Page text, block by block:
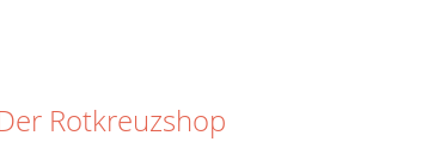
Rotkreuzshop